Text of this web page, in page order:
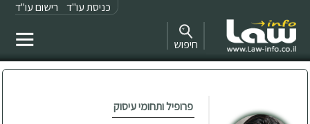
כניסת עו"ד רישום עו"ד
חיפוש
פרופיל ותחומי עיסוק